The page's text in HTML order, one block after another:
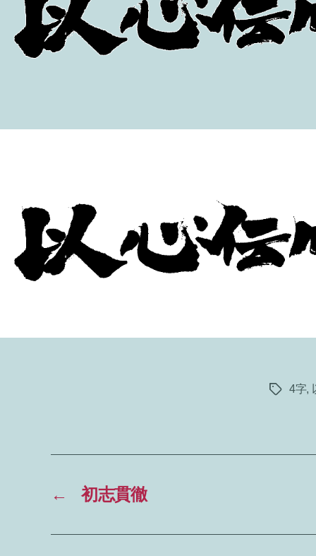
タ
4字,
← 初志貫徹